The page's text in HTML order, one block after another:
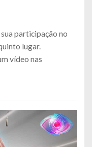
participação no
lugar.
vídeo nas